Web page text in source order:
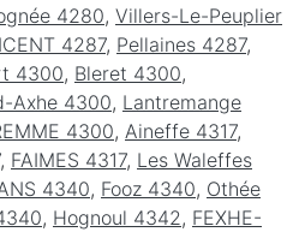
4280, Villers-Le-Peuplier
4287, Pellaines 4287,
4300, Bleret 4300,
Axhe 4300, Lantremange
4300, Aineffe 4317,
, FAIMES 4317, Les Waleffes
4340, Fooz 4340, Othée
, Hognoul 4342 , FEXHE-